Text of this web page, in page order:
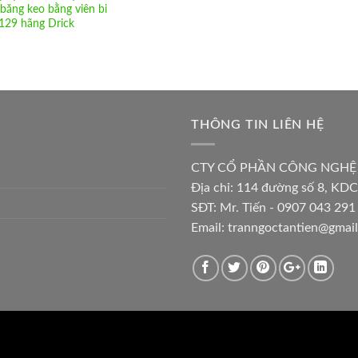
keo bằng viên bi
hãng Drick
THÔNG TIN LIÊN HỆ
CTY CỔ PHẦN CÔNG
Địa chỉ: 114 đường số 8,
SĐT: Mr. Tiến - 0907 043 291
Email: